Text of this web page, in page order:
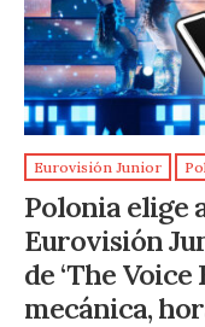
Eurovisión Junior
Polonia elige
Eurovisión
de ‘The
mecánica,